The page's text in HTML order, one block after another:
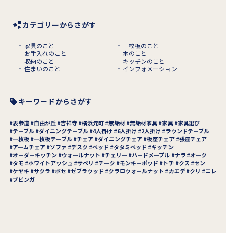
カテゴリーからさがす
家具のこと
一枚板のこと
お手入れのこと
木のこと
収納のこと
キッチンのこと
住まいのこと
インフォメーション
キーワードからさがす
表参道 自由が丘 吉祥寺 横浜元町 無垢材 無垢材家具 家具
家具選び
テーブル ダイニングテーブル 4人掛け 6人掛け 2人掛け
ラウンドテーブル
一枚板 一枚板テーブル チェア ダイニングチェア 板座チェア 張座チェア
アームチェア
ソファ デスク ベッド タタミベッド
キッチン
オーダーキッチン
ウォールナット チェリー ハードメープル ナラ
オーク
タモ
ホワイトアッシュ サペリ チーク モンキーポッド トチ クス
セン
ケヤキ
サクラ ボセ ゼブラウッド クラロウォールナット カエデ クリ
ニレ
ブビンガ